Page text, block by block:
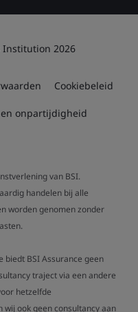
2026
Cookiebeleid
onpartijdigheid
van BSI.
handelen bij alle
worden genomen zonder
BSI Assurance geen
traject via een andere
hetzelfde
ook geen consultancy aan